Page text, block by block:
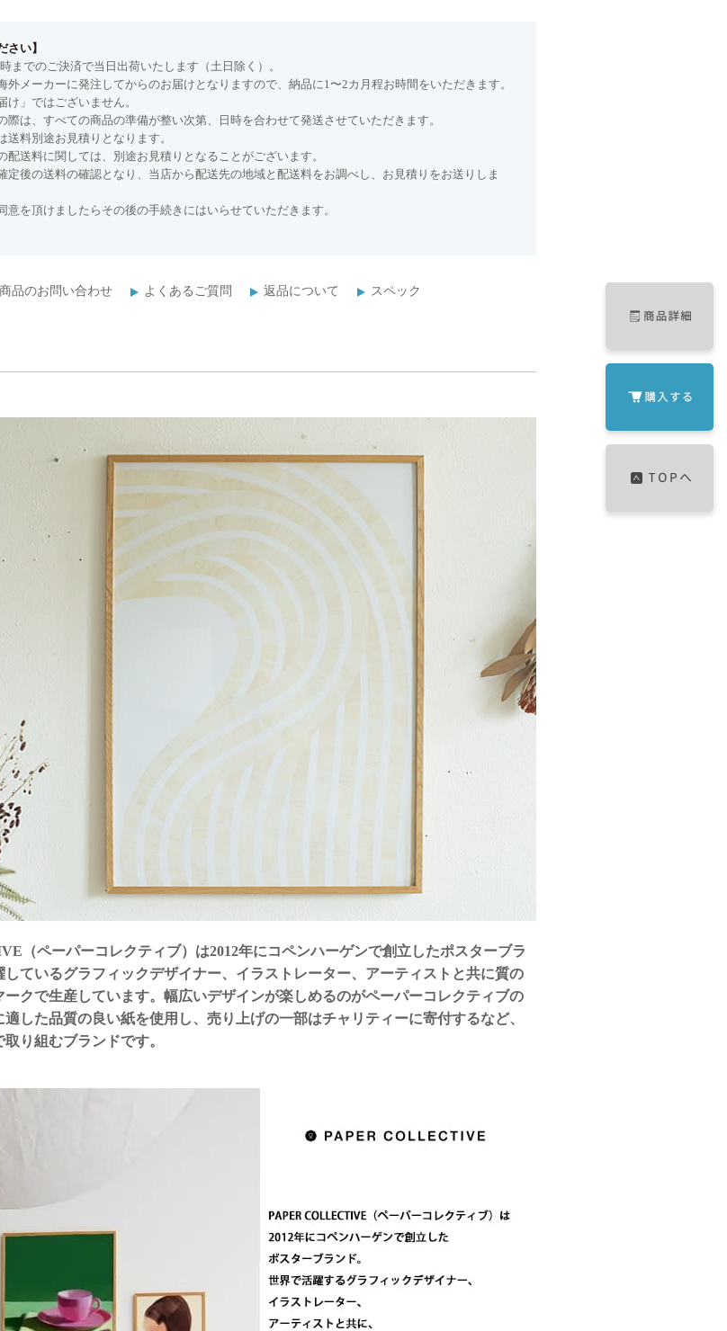
さい】
までのご決済で当日出荷いたします（土日除く）。
メーカーに発注してからのお届けとなりますので、納品に1〜2カ月程お時間をいただきます。
」ではございません。
は、すべての商品の準備が整い次第、日時を合わせて発送させていただきます。
料別途お見積りとなります。
送料に関しては、別途お見積りとなることがございます。
定後の送料の確認となり、当店から配送先の地域と配送料をお調べし、お見積りをお送りしま
意を頂けましたらその後の手続きにはいらせていただきます。
商品のお問い合わせ よくあるご質問 返品について スペック
（ペーパーコレクティブ）は2012年にコペンハーゲンで創立したポスターブラ
しているグラフィックデザイナー、イラストレーター、アーティストと共に質の
クで生産しています。幅広いデザインが楽しめるのがペーパーコレクティブの
した品質の良い紙を使用し、売り上げの一部はチャリティーに寄付するなど、
り組むブランドです。